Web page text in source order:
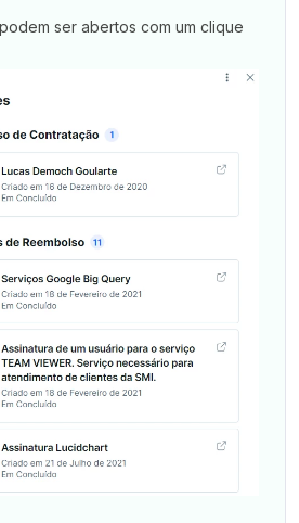
ser abertos com um clique